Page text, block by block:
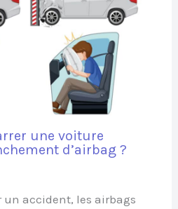
une voiture
d’airbag ?
un accident, les airbags